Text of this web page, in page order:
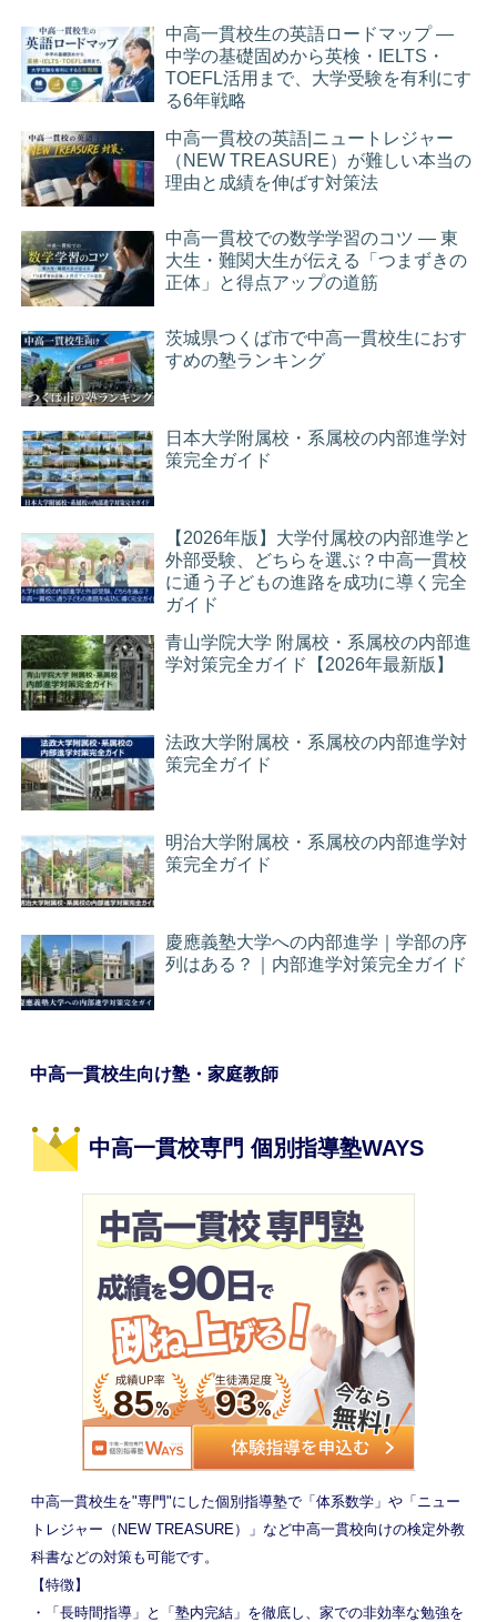
中高一貫校生の英語ロードマップ ―
中学の基礎固めから英検・IELTS・
TOEFL活用まで、大学受験を有利にす
る6年戦略
中高一貫校の英語|ニュートレジャー
（NEW TREASURE）が難しい本当の
理由と成績を伸ばす対策法
中高一貫校での数学学習のコツ ― 東
大生・難関大生が伝える「つまずきの
正体」と得点アップの道筋
茨城県つくば市で中高一貫校生におす
すめの塾ランキング
日本大学附属校・系属校の内部進学対
策完全ガイド
【2026年版】大学付属校の内部進学と
外部受験、どちらを選ぶ？中高一貫校
に通う子どもの進路を成功に導く完全
ガイド
青山学院大学 附属校・系属校の内部進
学対策完全ガイド【2026年最新版】
法政大学附属校・系属校の内部進学対
策完全ガイド
明治大学附属校・系属校の内部進学対
策完全ガイド
慶應義塾大学への内部進学｜学部の序
列はある？｜内部進学対策完全ガイド
中高一貫校生向け塾・家庭教師
中高一貫校専門 個別指導塾WAYS
中高一貫校生を"専門"にした個別指導塾で「体系数学」や「ニュー
トレジャー（NEW TREASURE）」など中高一貫校向けの検定外教
科書などの対策も可能です。
【特徴】
・「長時間指導」と「塾内完結」を徹底し、家での非効率な勉強を